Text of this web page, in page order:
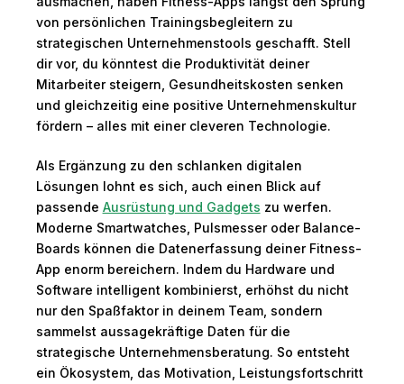
von persönlichen Trainingsbegleitern zu
strategischen Unternehmenstools geschafft. Stell
dir vor, du könntest die Produktivität deiner
Mitarbeiter steigern, Gesundheitskosten senken
und gleichzeitig eine positive Unternehmenskultur
fördern – alles mit einer cleveren Technologie.
Als Ergänzung zu den schlanken digitalen
Lösungen lohnt es sich, auch einen Blick auf
passende Ausrüstung und Gadgets zu werfen.
Moderne Smartwatches, Pulsmesser oder Balance-
Boards können die Datenerfassung deiner Fitness-
App enorm bereichern. Indem du Hardware und
Software intelligent kombinierst, erhöhst du nicht
nur den Spaßfaktor in deinem Team, sondern
sammelst aussagekräftige Daten für die
strategische Unternehmensberatung. So entsteht
ein Ökosystem, das Motivation, Leistungsfortschritt